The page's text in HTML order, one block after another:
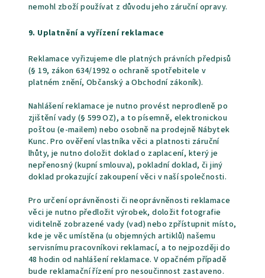
nemohl zboží používat z důvodu jeho záruční opravy.
9. Uplatnění a vyřízení reklamace
Reklamace vyřizujeme dle platných právních předpisů
(§ 19, zákon 634/1992 o ochraně spotřebitele v
platném znění, Občanský a Obchodní zákoník).
Nahlášení reklamace je nutno provést neprodleně po
zjištění vady (§ 599 OZ), a to písemně, elektronickou
poštou (e-mailem) nebo osobně na prodejně Nábytek
Kunc. Pro ověření vlastníka věci a platnosti záruční
lhůty, je nutno doložit doklad o zaplacení, který je
nepřenosný (kupní smlouva), pokladní doklad, či jiný
doklad prokazující zakoupení věci v naší společnosti.
Pro určení oprávněnosti či neoprávněnosti reklamace
věci je nutno předložit výrobek, doložit fotografie
viditelně zobrazené vady (vad) nebo zpřístupnit místo,
kde je věc umístěna (u objemných artiklů) našemu
servisnímu pracovníkovi reklamací, a to nejpozději do
48 hodin od nahlášení reklamace. V opačném případě
bude reklamační řízení pro nesoučinnost zastaveno.